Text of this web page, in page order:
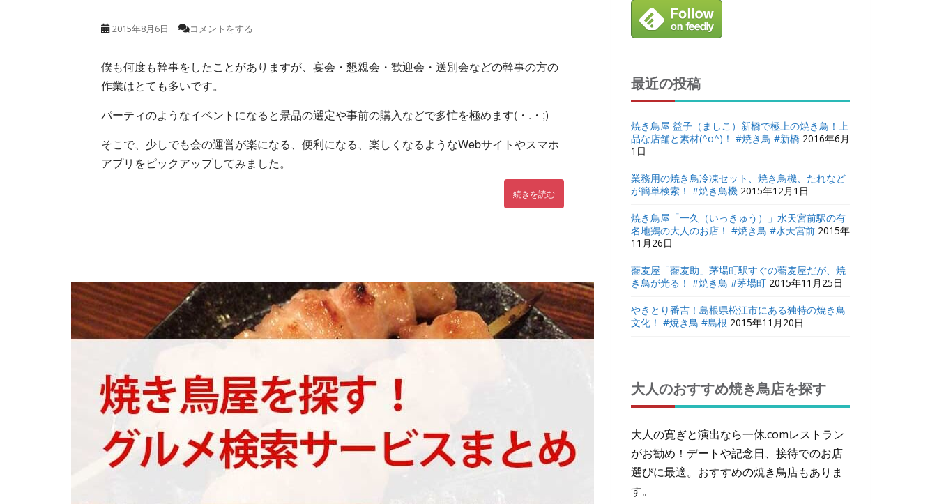
2015年8月6日 コメントをする
僕も何度も幹事をしたことがありますが、宴会・懇親会・歓迎会・送別会などの幹事の方の
作業はとても多いです。
パーティのようなイベントになると景品の選定や事前の購入などで多忙を極めます(・.・;)
そこで、少しでも会の運営が楽になる、便利になる、楽しくなるようなWebサイトやスマホ
アプリをピックアップしてみました。
続きを読む
最近の投稿
焼き鳥屋 益子（ましこ）新橋で極上の焼き鳥！上
品な店舗と素材(^o^)！ #焼き鳥 #新橋 2016年6月
1日
業務用の焼き鳥冷凍セット、焼き鳥機、たれなど
が簡単検索！ #焼き鳥機 2015年12月1日
焼き鳥屋「一久（いっきゅう）」水天宮前駅の有
名地鶏の大人のお店！ #焼き鳥 #水天宮前 2015年
11月26日
蕎麦屋「蕎麦助」茅場町駅すぐの蕎麦屋だが、焼
き鳥が光る！ #焼き鳥 #茅場町 2015年11月25日
やきとり番吉！島根県松江市にある独特の焼き鳥
文化！ #焼き鳥 #島根 2015年11月20日
大人のおすすめ焼き鳥店を探す
大人の寛ぎと演出なら一休.comレストラン
がお勧め！デートや記念日、接待でのお店
選びに最適。おすすめの焼き鳥店もありま
す。